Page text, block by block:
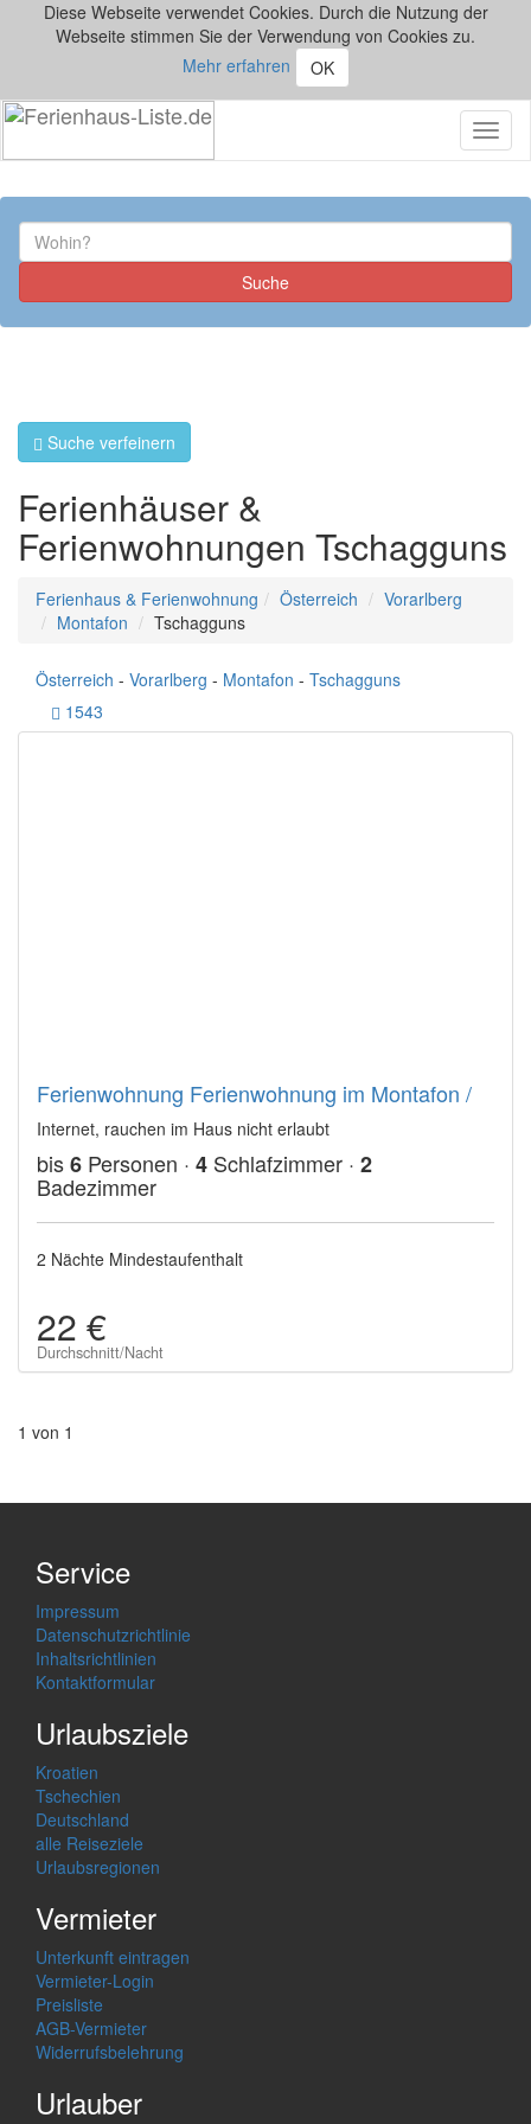
Diese Webseite verwendet Cookies. Durch die Nutzung der
Webseite stimmen Sie der Verwendung von Cookies zu.
Mehr erfahren
OK
Suche verfeinern
Ferienhäuser &
Ferienwohnungen Tschagguns
Ferienhaus & Ferienwohnung Österreich
Vorarlberg
Montafon
Tschagguns
Österreich - Vorarlberg - Montafon - Tschagguns
1543
Ferienwohnung Ferienwohnung im Montafon /
Internet, rauchen im Haus nicht erlaubt
bis6 Personen · 4 Schlafzimmer · 2
Badezimmer
2 Nächte Mindestaufenthalt
22 €
Durchschnitt/Nacht
1 von 1
Service
Impressum
Datenschutzrichtlinie
Inhaltsrichtlinien
Kontaktformular
Urlaubsziele
Kroatien
Tschechien
Deutschland
alle Reiseziele
Urlaubsregionen
Vermieter
Unterkunft eintragen
Vermieter-Login
Preisliste
AGB-Vermieter
Widerrufsbelehrung
Urlauber